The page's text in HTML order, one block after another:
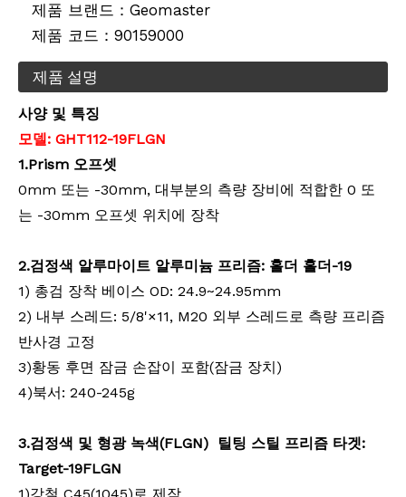
계약자 엘리베이터 삼각대(3.5m) 리튬 측량용 배터리(3.8v,5.2Ah,19.76Wh)
제품 브랜드： Geomaster
제품 코드： 90159000
제품 설명
사양 및 특징
모델: GHT112-19FLGN
1.Prism 오프셋
0mm 또는 -30mm, 대부분의 측량 장비에 적합한 0 또
는 -30mm 오프셋 위치에 장착
2.검정색 알루마이트 알루미늄 프리즘: 홀더 홀더-19
1) 총검 장착 베이스 OD: 24.9~24.95mm
2) 내부 스레드: 5/8'×11, M20 외부 스레드로 측량 프리즘
반사경 고정
3)황동 후면 잠금 손잡이 포함(잠금 장치)
4)북서: 240-245g
3.검정색 및 형광 녹색(FLGN)
틸팅 스틸 프리즘 타겟:
Target-19FLGN